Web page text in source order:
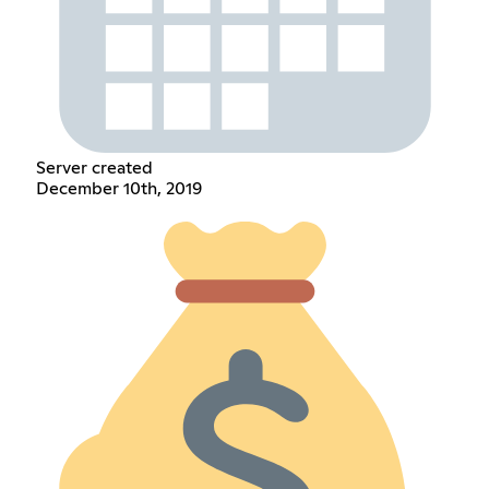
Server created
December 10th, 2019